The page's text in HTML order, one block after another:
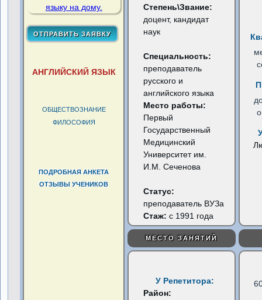
АНГЛИЙСКИЙ ЯЗЫК
ОБЩЕСТВОЗНАНИЕ
ФИЛОСОФИЯ
ПОДРОБНАЯ АНКЕТА
ОТЗЫВЫ УЧЕНИКОВ
Степень\Звание:
доцент, кандидат
наук
Специальность:
преподаватель
русского и
английского языка
Место работы:
Первый
Государственный
Медицинский
Университет им.
И.М. Сеченова
Статус:
преподаватель ВУЗа
Стаж: с 1991 года
МЕСТО ЗАНЯТИЙ
У Репетитора:
Район: